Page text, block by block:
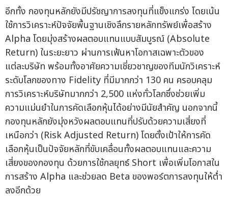
อีกทั้ง กองทุนหลักยังมีปรัชญาการลงทุนที่แข็งแกร่ง โดยเน้น
ใช้การวิเคราะห์ปัจจัยพื้นฐานเชิงลึกรายหลักทรัพย์เพื่อสร้าง
Alpha โดยมุ่งสร้างผลตอบแทนแบบสัมบูรณ์ (Absolute
Return) ในระยะยาว ผ่านการเฟ้นหาโอกาสเฉพาะตัวของ
แต่ละบริษัท พร้อมทั้งอาศัยความเชี่ยวชาญของทีมนักวิเคราะห์
ระดับโลกของทาง Fidelity ที่มีมากกว่า 130 คน ครอบคลุม
การวิเคราะห์บริษัทมากกว่า 2,500 แห่งทั่วโลกซึ่งช่วยเพิ่ม
ความแม่นยำในการคัดเลือกหุ้นได้อย่างมีนัยสำคัญ นอกจากนี้
กองทุนหลักยังมุ่งหวังผลตอบแทนที่ปรับด้วยความเสี่ยงที่
เหนือกว่า (Risk Adjusted Return) โดยตั้งเป้าให้การคัด
เลือกหุ้นเป็นปัจจัยหลักที่ขับเคลื่อนทั้งผลตอบแทนและความ
เสี่ยงของกองทุน ด้วยการใช้กลยุทธ์ Short เพื่อเพิ่มโอกาสใน
การสร้าง Alpha และช่วยลด Beta ของพอร์ตการลงทุนให้ต่ำ
ลงอีกด้วย